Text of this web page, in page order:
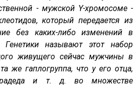
- мужской Y-хромосоме -
который передается из
без каких-либо изменений в
Генетики называют этот набор
живущего сейчас мужчины в
же гаплогруппа, что у его отца,
и т. д. во множестве